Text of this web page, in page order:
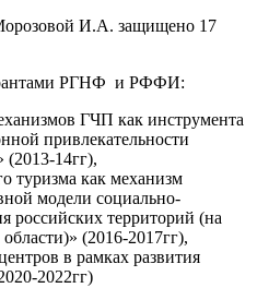
И.А. защищено 17
РГНФ и РФФИ:
ГЧП как инструмента
привлекательности
(2013-14гг),
туризма как механизм
модели социально-
российских территорий (на
(2016-2017гг),
в рамках развития
2022гг)